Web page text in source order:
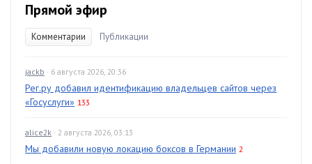
Прямой эфир
Комментарии Публикации
jackb · 6 августа 2026, 20:36
Рег.ру добавил идентификацию владельцев сайтов через
«Госуслуги» 133
alice2k · 2 августа 2026, 03:13
Мы добавили новую локацию боксов в Германии 2